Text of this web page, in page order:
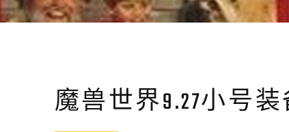
魔兽世界9.27小号